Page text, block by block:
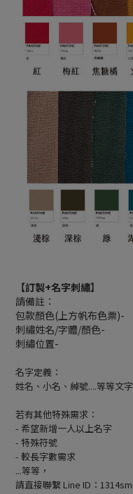
【訂製+名字刺繡】
請備註：
包款顏色(上方帆布色票)-
刺繡姓名/字體/顏色-
刺繡位置-
名字定義：
姓名、小名、綽號....等等文
若有其他特殊需求：
- 希望新增一人以上名字
- 特殊符號
- 較長字數需求
...等等，
請直接聯繫 Line ID：